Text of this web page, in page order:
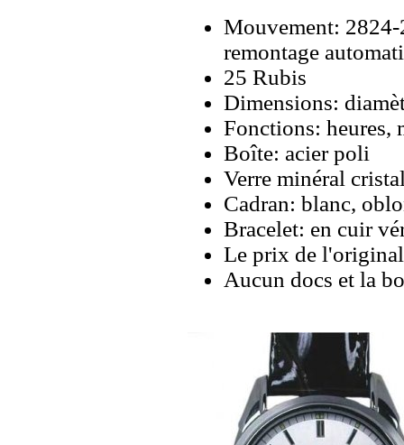
Mouvement: 2824-
remontage
25 Rubis
Dimensions:
Fonctions: heures,
Boîte: acier poli
Verre minéral
Cadran: blanc,
Bracelet: en cuir
Le prix de
Aucun docs et la